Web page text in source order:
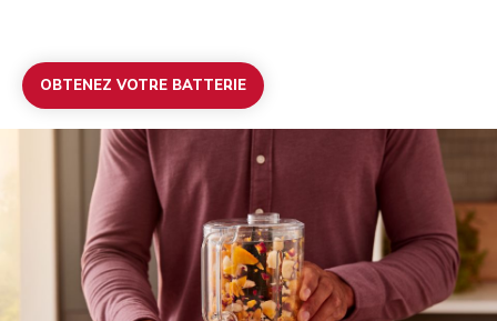
OBTENEZ VOTRE BATTERIE